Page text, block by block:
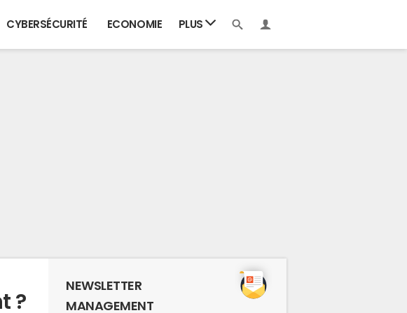
CYBERSÉCURITÉ ECONOMIE PLUS
?
NEWSLETTER
MANAGEMENT